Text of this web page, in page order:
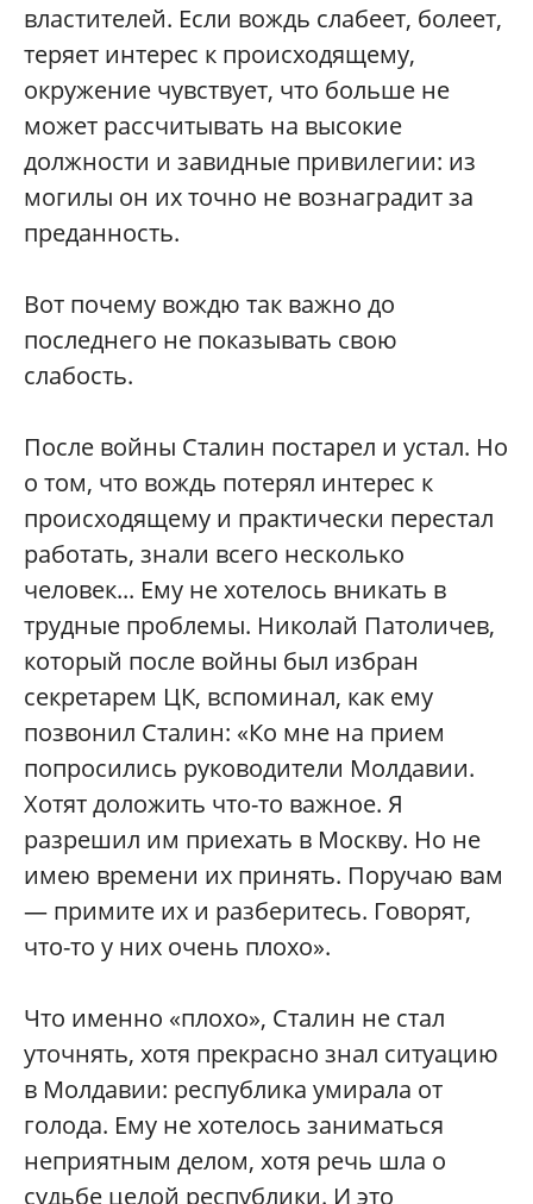
властителей. Если вождь слабеет, болеет,
теряет интерес к происходящему,
окружение чувствует, что больше не
может рассчитывать на высокие
должности и завидные привилегии: из
могилы он их точно не вознаградит за
преданность.
Вот почему вождю так важно до
последнего не показывать свою
слабость.
После войны Сталин постарел и устал. Но
о том, что вождь потерял интерес к
происходящему и практически перестал
работать, знали всего несколько
человек... Ему не хотелось вникать в
трудные проблемы. Николай Патоличев,
который после войны был избран
секретарем ЦК, вспоминал, как ему
позвонил Сталин: «Ко мне на прием
попросились руководители Молдавии.
Хотят доложить что-то важное. Я
разрешил им приехать в Москву. Но не
имею времени их принять. Поручаю вам
— примите их и разберитесь. Говорят,
что-то у них очень плохо».
Что именно «плохо», Сталин не стал
уточнять, хотя прекрасно знал ситуацию
в Молдавии: республика умирала от
голода. Ему не хотелось заниматься
неприятным делом, хотя речь шла о
судьбе целой республики. И это